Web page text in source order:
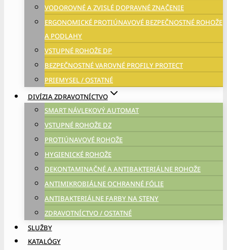
VODOROVNÉ A ZVISLÉ DOPRAVNÉ ZNAČENIE
ERGONOMICKÉ PROTIÚNAVOVÉ BEZPEČNOSTNÉ ROHOŽE
A PODLAHY
VSTUPNÉ ROHOŽE DP
BEZPEČNOSTNÉ VAROVNÉ PROFILY PROTECT
PRIEMYSEL / OSTATNÉ
DIVÍZIA ZDRAVOTNÍCTVO
SMART NÁVLEKOVÝ AUTOMAT
VSTUPNÉ ROHOŽE DZ
PROTIÚNAVOVÉ ROHOŽE
HYGIENICKÉ ROHOŽE
DEKONTAMINAČNÉ A ANTIBAKTERIÁLNE ROHOŽE
ANTIMIKROBIÁLNE OCHRANNÉ FÓLIE
ANTIBAKTERIÁLNE FARBY NA STENY
ZDRAVOTNÍCTVO / OSTATNÉ
SLUŽBY
KATALÓGY